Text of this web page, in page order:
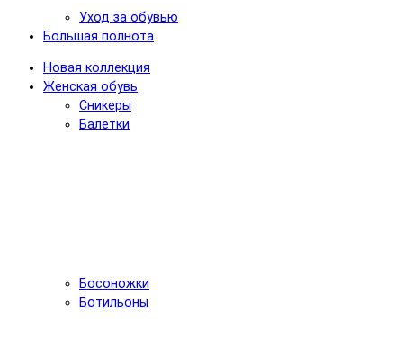
Уход за обувью
Большая полнота
Новая коллекция
Женская обувь
Сникеры
Балетки
Босоножки
Ботильоны